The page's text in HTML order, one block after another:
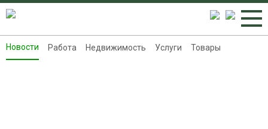
Новости
Новости Работа Недвижимость Услуги Товары